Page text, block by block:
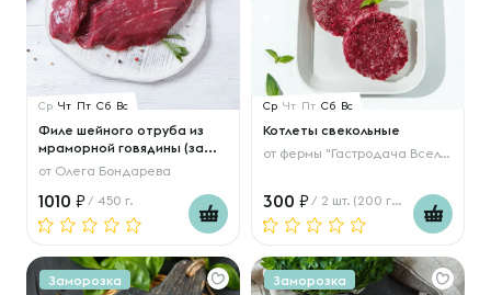
Ср Чт Пт Сб Вс
Филе шейного отруба из
мраморной говядины (за...
от Олега Бондарева
1010 / 450 г.
Ср Чт Пт Сб Вс
Котлеты свекольные
от фермы "Гастродача Вселуг"
300 / 2 шт. (200 гр.)
Заморозка Заморозка